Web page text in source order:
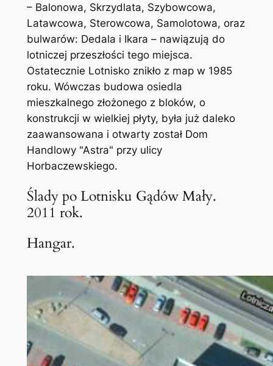
– Balonowa, Skrzydlata, Szybowcowa,
Latawcowa, Sterowcowa, Samolotowa, oraz
bulwarów: Dedala i Ikara – nawiązują do
lotniczej przeszłości tego miejsca.
Ostatecznie Lotnisko znikło z map w 1985
roku. Wówczas budowa osiedla
mieszkalnego złożonego z bloków, o
konstrukcji w wielkiej płyty, była już daleko
zaawansowana i otwarty został Dom
Handlowy "Astra" przy ulicy
Horbaczewskiego.
Ślady po Lotnisku Gądów Mały.
2011 rok.
Hangar.